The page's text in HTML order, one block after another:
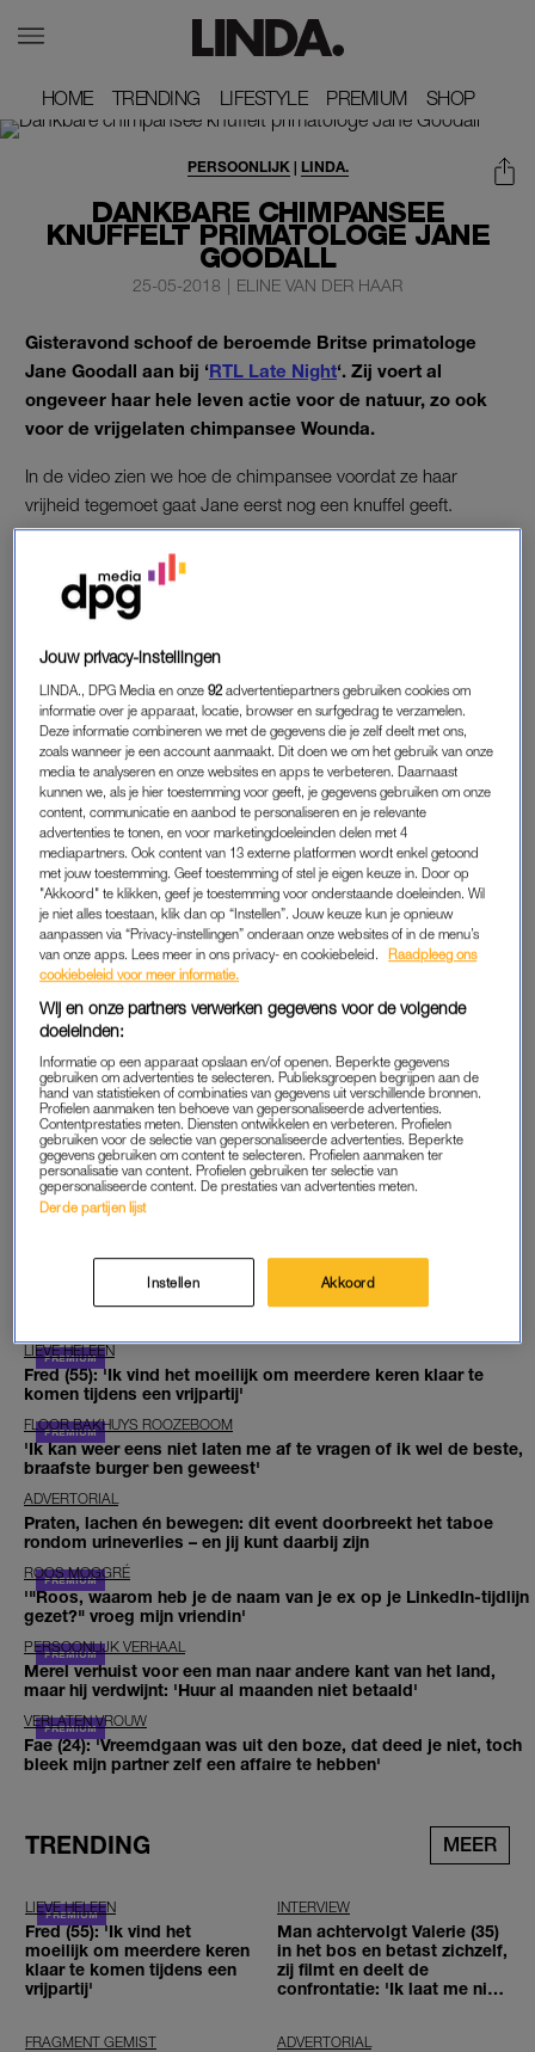
HOME
HOME TRENDING
TRENDING LIFESTYLE
LIFESTYLE PREMIUM
PREMIUM SHOP
SHOP
DANKBARE CHIMPANSEE
KNUFFELT PRIMATOLOGE JANE
GOODALL
PERSOONLIJK| LINDA.
25-05-2018 | ELINE VAN DER HAAR
Gisteravond schoof de beroemde Britse primatologe
Jane Goodall aan bij ‘RTL Late Night‘. Zij voert al
ongeveer haar hele leven actie voor de natuur, zo ook
voor de vrijgelaten chimpansee Wounda.
In de video zien we hoe de chimpansee voordat ze haar
vrijheid tegemoet gaat Jane eerst nog een knuffel geeft.
Vurige activist Jane Goodall (84) vertelt hoe ze bij de tijd
blijft en zich voor de planeet inzet
ALLEEN OP DE WERELD
De moeder van Wounda werd vermoord door stropers toen ze
nog een baby was. Later werd ze verschillende keren ernstig
ziek en stierf ze bijna. Op dat moment namen mensen van het
Jane Goodall Instituut haar mee om aan te sterken in een
opvangcentrum in Congo.
KNUFFEL ALS BEDANK
Jane hielp de chimpansee toen ze erg zwak was en dat blijkt
het dier zich nog te herinneren. In 2013 werd ze eindelijk
vrijgelaten. En toen Wounda klaar was voor de natuur, wilde ze
Jane Goodall nog een laatste keer bedanken door haar een
dikke knuffel te geven.
Bekijk het fragment van Jane Goodall inRTL Late Night
GOED ARTIKEL? DELEN MAAR.
EXCLUSIEF VOOR JOU
LIEVE HELEEN
Fred (55): 'Ik vind het moeilijk om meerdere keren klaar te
komen tijdens een vrijpartij'
FLOOR BAKHUYS ROOZEBOOM
'Ik kan weer eens niet laten me af te vragen of ik wel de beste,
braafste burger ben geweest'
ADVERTORIAL
Praten, lachen én bewegen: dit event doorbreekt het taboe
rondom urineverlies – en jij kunt daarbij zijn
ROOS MOGGRÉ
'"Roos, waarom heb je de naam van je ex op je LinkedIn-tijdlijn
gezet?" vroeg mijn vriendin'
PERSOONLIJK VERHAAL
Merel verhuist voor een man naar andere kant van het land,
maar hij verdwijnt: 'Huur al maanden niet betaald'
VERLATEN VROUW
Fae (24): 'Vreemdgaan was uit den boze, dat deed je niet, toch
bleek mijn partner zelf een affaire te hebben'
TRENDING MEER
LIEVE HELEEN
Fred (55): 'Ik vind het
moeilijk om meerdere keren
klaar te komen tijdens een
vrijpartij'
INTERVIEW
Man achtervolgt Valerie (35)
in het bos en betast zichzelf,
zij filmt en deelt de
confrontatie: 'Ik laat me niet
FRAGMENT GEMIST ADVERTORIAL
Jouw privacy-instellingen
LINDA., DPG Media en onze92 advertentiepartners gebruiken cookies om
informatie over je apparaat, locatie, browser en surfgedrag te verzamelen.
Deze informatie combineren we met de gegevens die je zelf deelt met ons,
zoals wanneer je een account aanmaakt. Dit doen we om het gebruik van onze
media te analyseren en onze websites en apps te verbeteren. Daarnaast
kunnen we, als je hier toestemming voor geeft, je gegevens gebruiken om onze
content, communicatie en aanbod te personaliseren en je relevante
advertenties te tonen, en voor marketingdoeleinden delen met 4
mediapartners. Ook content van 13 externe platformen wordt enkel getoond
met jouw toestemming. Geef toestemming of stel je eigen keuze in. Door op
"Akkoord" te klikken, geef je toestemming voor onderstaande doeleinden. Wil
je niet alles toestaan, klik dan op “Instellen”. Jouw keuze kun je opnieuw
aanpassen via “Privacy-instellingen” onderaan onze websites of in de menu’s
van onze apps. Lees meer in ons privacy- en cookiebeleid.
Raadpleeg ons
cookiebeleid voor meer informatie.
Wij en onze partners verwerken gegevens voor de volgende
doeleinden:
Informatie op een apparaat opslaan en/of openen. Beperkte gegevens
gebruiken om advertenties te selecteren. Publieksgroepen begrijpen aan de
hand van statistieken of combinaties van gegevens uit verschillende bronnen.
Profielen aanmaken ten behoeve van gepersonaliseerde advertenties.
Contentprestaties meten. Diensten ontwikkelen en verbeteren. Profielen
gebruiken voor de selectie van gepersonaliseerde advertenties. Beperkte
gegevens gebruiken om content te selecteren. Profielen aanmaken ter
personalisatie van content. Profielen gebruiken ter selectie van
gepersonaliseerde content. De prestaties van advertenties meten.
Derde partijen lijst
Instellen Akkoord